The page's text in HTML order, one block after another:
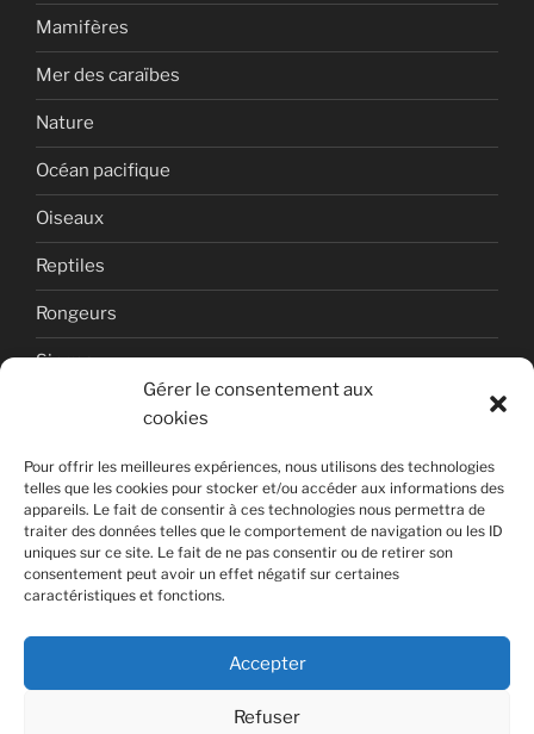
Gérer le consentement aux
cookies
Pour offrir les meilleures expériences, nous utilisons des technologies
telles que les cookies pour stocker et/ou accéder aux informations des
appareils. Le fait de consentir à ces technologies nous permettra de
traiter des données telles que le comportement de navigation ou les ID
uniques sur ce site. Le fait de ne pas consentir ou de retirer son
consentement peut avoir un effet négatif sur certaines
caractéristiques et fonctions.
Accepter
Refuser
Mamifères
Mer des caraïbes
Nature
Océan pacifique
Oiseaux
Reptiles
Rongeurs
Singes
Volcan
WordPress Themeby sumowp.com